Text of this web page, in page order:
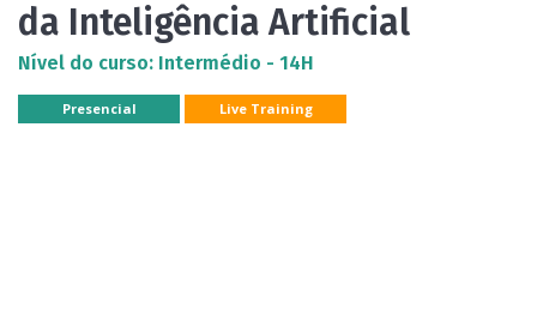
da Inteligência Artificial
Nível do curso: Intermédio - 14H
Presencial Live Training